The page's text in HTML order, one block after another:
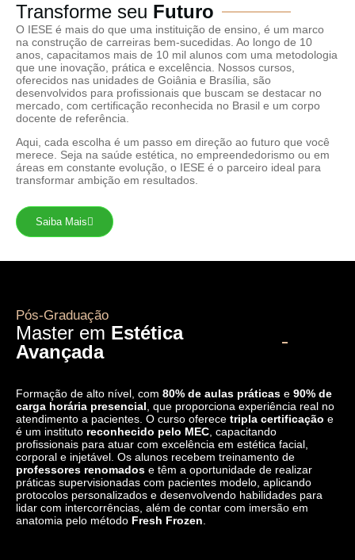
Transforme seu Futuro
O IESE é mais do que uma instituição de ensino, é um marco
na construção de carreiras bem-sucedidas. Ao longo de 10
anos, capacitamos mais de 10 mil alunos com uma metodologia
que une inovação, prática e excelência. Nossos cursos,
oferecidos nas unidades de Goiânia e Brasília, são
desenvolvidos para profissionais que buscam se destacar no
mercado, com certificação reconhecida no Brasil e um corpo
docente de referência.
Aqui, cada escolha é um passo em direção ao futuro que você
merece. Seja na saúde estética, no empreendedorismo ou em
áreas em constante evolução, o IESE é o parceiro ideal para
transformar ambição em resultados.
Saiba Mais
Pós-Graduação
Master em Estética
Avançada
Formação de alto nível, com 80% de aulas práticas e 90% de
carga horária presencial , que proporciona experiência real no
atendimento a pacientes. O curso oferece tripla certificação e
é um instituto reconhecido pelo MEC , capacitando
profissionais para atuar com excelência em estética facial,
corporal e injetável. Os alunos recebem treinamento de
professores renomados e têm a oportunidade de realizar
práticas supervisionadas com pacientes modelo, aplicando
protocolos personalizados e desenvolvendo habilidades para
lidar com intercorrências, além de contar com imersão em
anatomia pelo método Fresh Frozen